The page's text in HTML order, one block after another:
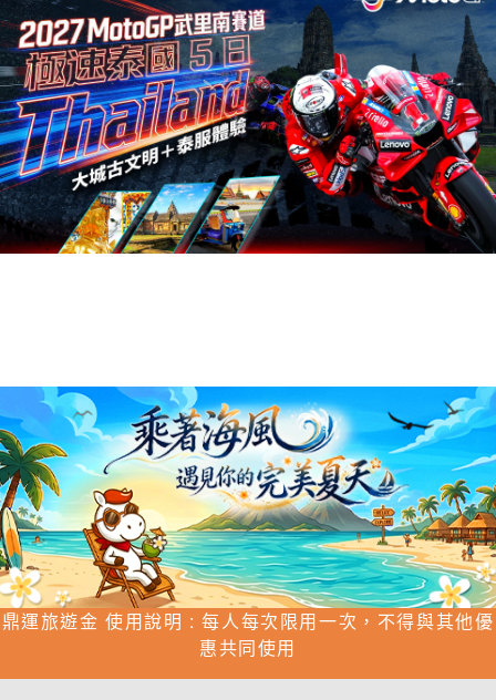
鼎運旅遊金 使用說明 : 每人每次限用一次，不得與其他優
惠共同使用